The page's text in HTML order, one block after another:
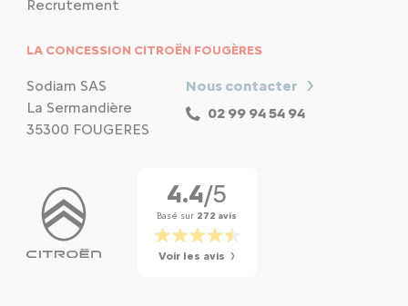
Recrutement
LA CONCESSION CITROËN FOUGÈRES
Sodiam SAS
La Sermandière
35300 FOUGERES
Nous contacter
02 99 94 54 94
4.4/5
Basé sur 272 avis
Voir les avis